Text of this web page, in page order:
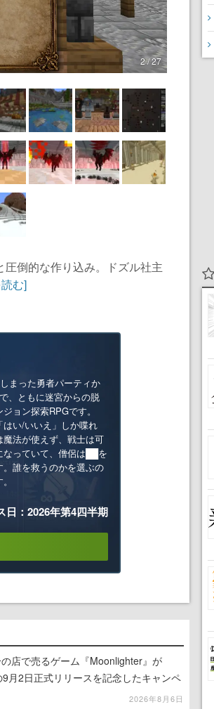
2 / 27
倒的な作り込み。ドズル社主
む]
まった勇者パーティか
、ともに迷宮からの脱
ョン探索RPGです。
はい/いいえ」しか喋れ
魔法が使えず、戦士は可
なっていて、僧侶は██を
。誰を救うのかを選ぶの
日：2026年第4四半期
店で売るゲーム『Moonlighter』が
月2日正式リリースを記念したキャンペ
2026年8月6日